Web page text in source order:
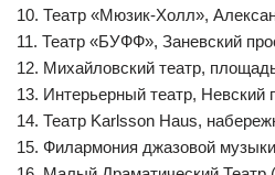
10. Театр «Мюзик-Холл»,
11. Театр «БУФФ», Заневский
12. Михайловский театр,
13. Интерьерный театр, Невский
14. Театр Karlsson Haus,
15. Филармония джазовой